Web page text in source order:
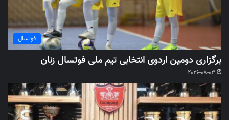
فوتسال
برگزاری دومین اردوی انتخابی تیم ملی فوتسال زنان
2026-08-03